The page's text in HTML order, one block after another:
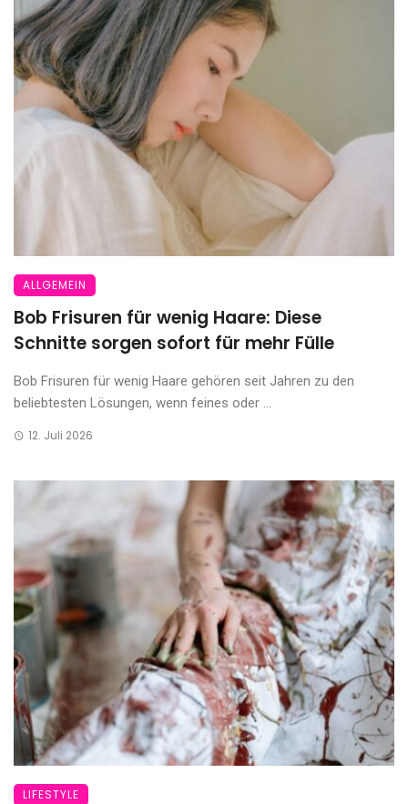
ALLGEMEIN
Bob Frisuren für wenig Haare: Diese
Schnitte sorgen sofort für mehr Fülle
Bob Frisuren für wenig Haare gehören seit Jahren zu den
beliebtesten Lösungen, wenn feines oder ...
12. Juli 2026
LIFESTYLE